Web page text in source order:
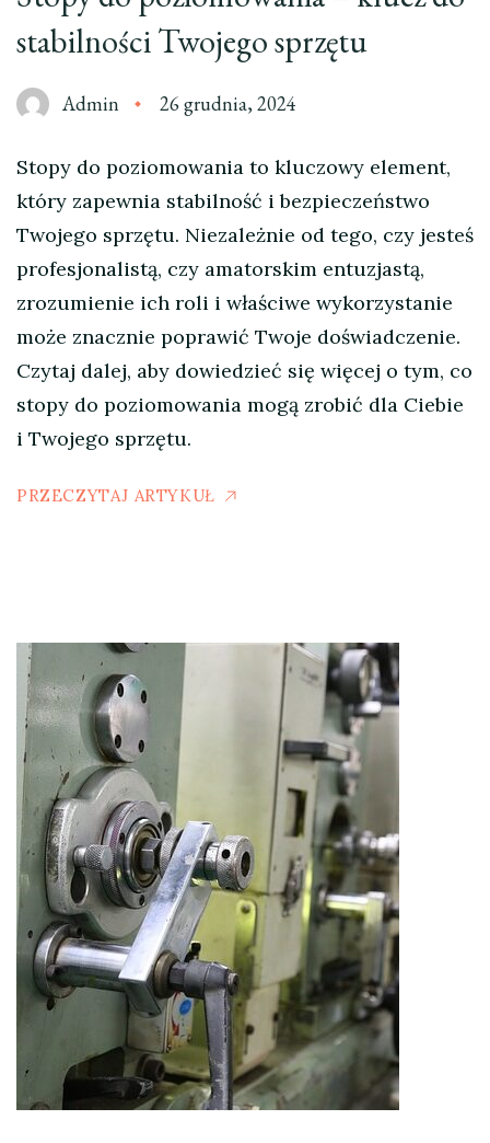
stabilności Twojego sprzętu
Admin 26 grudnia, 2024
Stopy do poziomowania to kluczowy element,
który zapewnia stabilność i bezpieczeństwo
Twojego sprzętu. Niezależnie od tego, czy jesteś
profesjonalistą, czy amatorskim entuzjastą,
zrozumienie ich roli i właściwe wykorzystanie
może znacznie poprawić Twoje doświadczenie.
Czytaj dalej, aby dowiedzieć się więcej o tym, co
stopy do poziomowania mogą zrobić dla Ciebie
i Twojego sprzętu.
PRZECZYTAJ ARTYKUŁ